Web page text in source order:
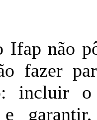
Ifap não
fazer
incluir
e